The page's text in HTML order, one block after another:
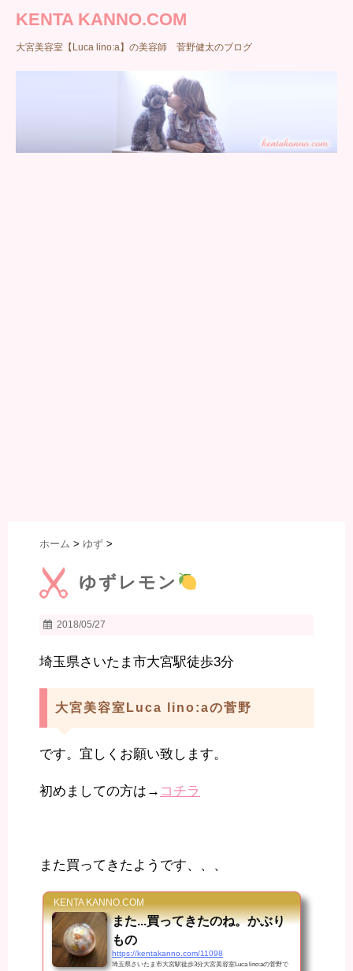
KENTA KANNO.COM
大宮美容室【Luca lino:a】の美容師 菅野健太のブログ
ホーム > ゆず >
ゆずレモン
2018/05/27
埼玉県さいたま市大宮駅徒歩3分
大宮美容室Luca lino:aの菅野
です。宜しくお願い致します。
初めましての方は→ コチラ
また買ってきたようです、、、
KENTA KANNO.COM
また...買ってきたのね。かぶり
もの
https://kentakanno.com/11098
埼玉県さいたま市大宮駅徒歩3分大宮美容室Luca lino:aの菅野で